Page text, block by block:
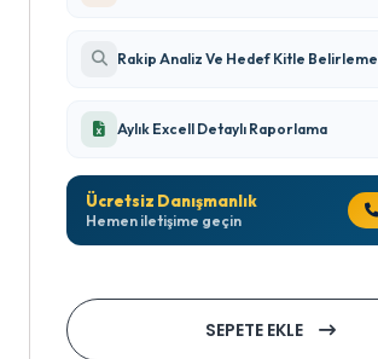
Rakip Analiz Ve Hedef Kitle Belirleme
Aylık Excell Detaylı Raporlama
Ücretsiz Danışmanlık
Hemen iletişime geçin
SEPETE EKLE